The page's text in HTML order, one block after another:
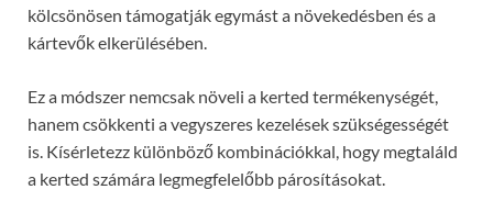
kölcsönösen támogatják egymást a növekedésben és a
kártevők elkerülésében.
Ez a módszer nemcsak növeli a kerted termékenységét,
hanem csökkenti a vegyszeres kezelések szükségességét
is. Kísérletezz különböző kombinációkkal, hogy megtaláld
a kerted számára legmegfelelőbb párosításokat.